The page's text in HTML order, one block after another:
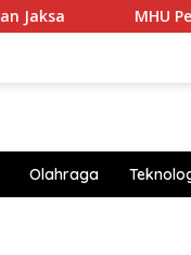
MHU Perkuat
Olahraga